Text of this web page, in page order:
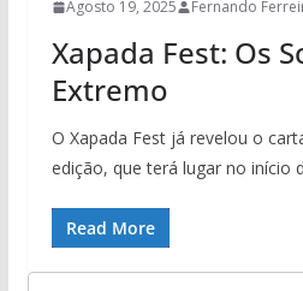
Agosto 19, 2025 Fernando
Xapada Fest: Os
Extremo
O Xapada Fest já revelou o
edição, que terá lugar no início
Read More